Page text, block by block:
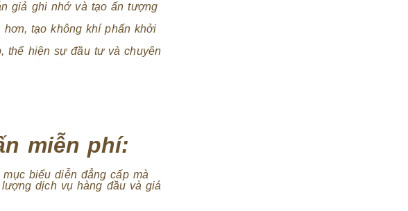
giả ghi nhớ và tạo ấn tượng
tạo không khí phấn khởi
thể hiện sự đầu tư và chuyên
miễn phí:
biểu diễn đẳng cấp mà
dịch vụ hàng đầu và giá